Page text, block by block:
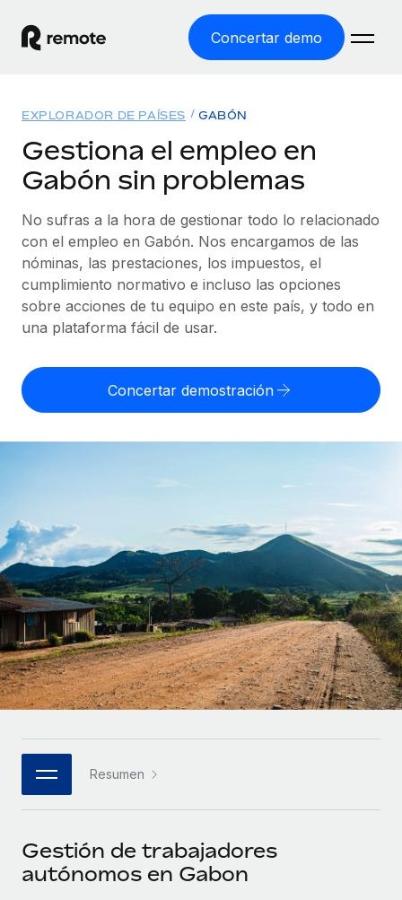
Concertar demo
EMPLEO GLOBAL
Nómina global
Gestiona las nóminas de forma sencilla y conforme a la
legalidad.
Employer of Record
Expándete en todo el mundo sin gastar en entidades.
cumpliendo la normativa.
INFRAESTRUCTURA
Conexión Remote
Integra los RR. HH. en tus flujos de trabajo sin
complicaciones.
Plataforma
Funciones esenciales de RR. HH. integradas para tu
Conectar
Conecta cualquier herramienta de IA con Remote
Optimiza los procesos con herramientas empresariales
esenciales.
Soluciones
COBERTURA MUNDIAL
Explorador de países
Consulta el soporte del empleo global según el país.
Explorador estatal de EE. UU.
Simplifica la contratación en todos los estados de EE.
Comparador de Remote
Compáranos con otras empresas.
Soluciones ágiles de RR. HH. globales y nóminas para
empresas en crecimiento.
Mediana empresa
Amplía tu equipo con soluciones de RR. HH.
personalizadas.
Empresa
RR. HH. globales para grandes empresas.
ASOCIARSE
Socios tecnológicos estratégicos
Integra la gestión de los RR. HH. globales en tu
Asociarse
Descubre oportunidades de colaborar con nosotros.
Recursos
HERRAMIENTAS Y CALCULADORAS
Calculadora del riesgo de clasificación errónea
Consulta el riesgo de clasificación errónea por país.
cualquier país.
autónomos globales.
APRENDIZAJE CON REMOTE
Guías y recursos
Casos prácticos
Glosario de RR. HH.
Listas de verificación y plantillas
Biblioteca de descripciones de puestos
Webinarios
Información sobre salarios y talento
Precios
English
Nederlands
Deutsch
Español
Italiano
Português (Portugal)
日本語
한국어
中文（简体）
EXPLORADOR DE PAÍSES GABÓN
Gestiona el empleo en
Gabón sin problemas
No sufras a la hora de gestionar todo lo relacionado
con el empleo en Gabón. Nos encargamos de las
nóminas, las prestaciones, los impuestos, el
cumplimiento normativo e incluso las opciones
sobre acciones de tu equipo en este país, y todo en
una plataforma fácil de usar.
Concertar demostración
Resumen
Gestión de trabajadores
autónomos en Gabon